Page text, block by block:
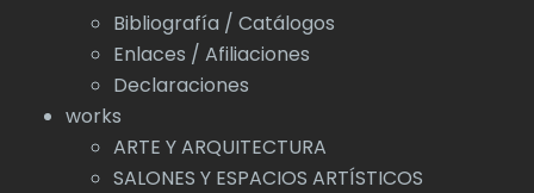
Bibliografía / Catálogos
Enlaces / Afiliaciones
Declaraciones
works
ARTE Y ARQUITECTURA
SALONES Y ESPACIOS ARTÍSTICOS